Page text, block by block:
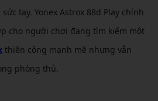
tay. Yonex Astrox 88d Play chính
cho người chơi đang tìm kiếm một
thiên công mạnh mẽ nhưng vẫn
phòng thủ.